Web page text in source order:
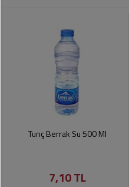
Tunç Berrak Su 500 Ml
7,10 TL